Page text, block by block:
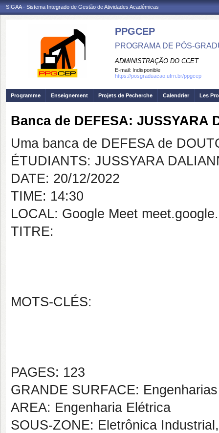
SIGAA - Sistema Integrado de Gestão de Atividades Acadêmicas
PPGCEP
PROGRAMA DE PÓS-
ADMINISTRAÇÃO DO CCET
E-mail: Indisponible
https://posgraduacao.ufrn.br/ppgcep
Programme Enseignement Projets de Pecherche Calendrier Les
Banca de DEFESA: JUSSYARA
Uma banca de DEFESA de
ÉTUDIANTS: JUSSYARA
DATE: 20/12/2022
TIME: 14:30
LOCAL: Google Meet
TITRE:
MOTS-CLÉS:
PAGES: 123
GRANDE SURFACE: Engenharias
AREA: Engenharia Elétrica
SOUS-ZONE: Eletrônica